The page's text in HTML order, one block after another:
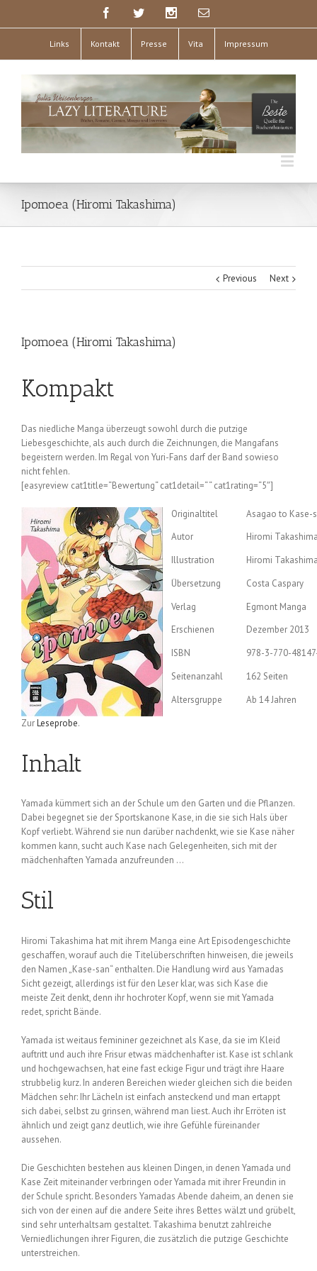
Links Kontakt Presse Vita Impressum
Ipomoea (Hiromi Takashima)
Previous Next
Ipomoea (Hiromi Takashima)
Kompakt
Das niedliche Manga überzeugt sowohl durch die putzige
Liebesgeschichte, als auch durch die Zeichnungen, die Mangafans
begeistern werden. Im Regal von Yuri-Fans darf der Band sowieso
nicht fehlen.
[easyreview cat1title=“Bewertung“ cat1detail=“ “ cat1rating=“5″]
Originaltitel
Asagao to Kase-
Autor
Hiromi
Illustration
Hiromi
Übersetzung
Costa Caspary
Verlag
Egmont Manga
Erschienen
Dezember 2013
ISBN
978-3-770-
Seitenanzahl
162 Seiten
Altersgruppe
Ab 14 Jahren
ZurLeseprobe.
Inhalt
Yamada kümmert sich an der Schule um den Garten und die Pflanzen.
Dabei begegnet sie der Sportskanone Kase, in die sie sich Hals über
Kopf verliebt. Während sie nun darüber nachdenkt, wie sie Kase näher
kommen kann, sucht auch Kase nach Gelegenheiten, sich mit der
mädchenhaften Yamada anzufreunden …
Stil
Hiromi Takashima hat mit ihrem Manga eine Art Episodengeschichte
geschaffen, worauf auch die Titelüberschriften hinweisen, die jeweils
den Namen „Kase-san“ enthalten. Die Handlung wird aus Yamadas
Sicht gezeigt, allerdings ist für den Leser klar, was sich Kase die
meiste Zeit denkt, denn ihr hochroter Kopf, wenn sie mit Yamada
redet, spricht Bände.
Yamada ist weitaus femininer gezeichnet als Kase, da sie im Kleid
auftritt und auch ihre Frisur etwas mädchenhafter ist. Kase ist schlank
und hochgewachsen, hat eine fast eckige Figur und trägt ihre Haare
strubbelig kurz. In anderen Bereichen wieder gleichen sich die beiden
Mädchen sehr: Ihr Lächeln ist einfach ansteckend und man ertappt
sich dabei, selbst zu grinsen, während man liest. Auch ihr Erröten ist
ähnlich und zeigt ganz deutlich, wie ihre Gefühle füreinander
aussehen.
Die Geschichten bestehen aus kleinen Dingen, in denen Yamada und
Kase Zeit miteinander verbringen oder Yamada mit ihrer Freundin in
der Schule spricht. Besonders Yamadas Abende daheim, an denen sie
sich von der einen auf die andere Seite ihres Bettes wälzt und grübelt,
sind sehr unterhaltsam gestaltet. Takashima benutzt zahlreiche
Verniedlichungen ihrer Figuren, die zusätzlich die putzige Geschichte
unterstreichen.